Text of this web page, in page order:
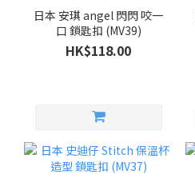
日本 安琪 angel 閃閃 咬一
口 鎖匙扣 (MV39)
HK$118.00